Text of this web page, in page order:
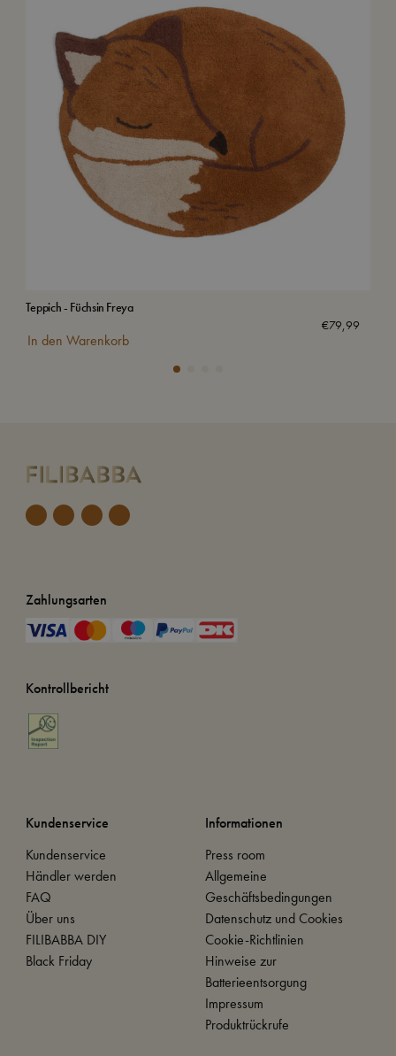
Teppich - Füchsin Freya
€79,99
In den Warenkorb
Zahlungsarten
Kontrollbericht
Kundenservice
Kundenservice
Händler werden
FAQ
Über uns
FILIBABBA DIY
Black Friday
Informationen
Press room
Allgemeine
Geschäftsbedingungen
Datenschutz und Cookies
Cookie-Richtlinien
Hinweise zur
Batterieentsorgung
Impressum
Produktrückrufe